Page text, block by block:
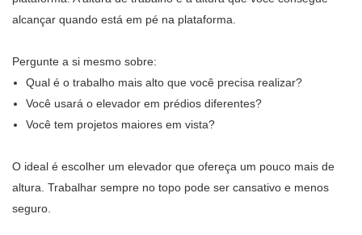
alcançar quando está em pé na plataforma.
Pergunte a si mesmo sobre:
Qual é o trabalho mais alto que você precisa realizar?
Você usará o elevador em prédios diferentes?
Você tem projetos maiores em vista?
O ideal é escolher um elevador que ofereça um pouco mais de
altura. Trabalhar sempre no topo pode ser cansativo e menos
seguro.